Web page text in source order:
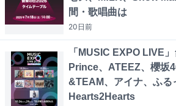
間・歌唱曲は
20日前
「MUSIC EXPO LIVE
Prince、ATEEZ、櫻坂
&TEAM、アイナ、ふる
Hearts2Hearts